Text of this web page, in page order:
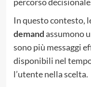
In questo contesto,
demandassumono
sono più messaggi
disponibili nel
l’utente nella scelta.